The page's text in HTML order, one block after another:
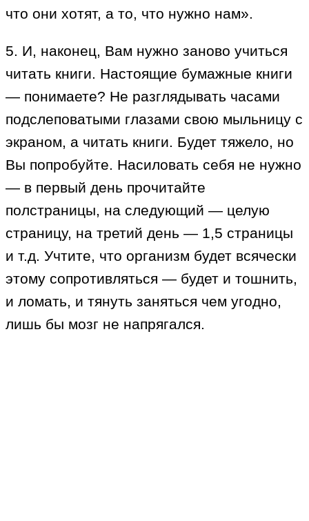
что они хотят, а то, что нужно нам».
5. И, наконец, Вам нужно заново учиться
читать книги. Настоящие бумажные книги
— понимаете? Не разглядывать часами
подслеповатыми глазами свою мыльницу с
экраном, а читать книги. Будет тяжело, но
Вы попробуйте. Насиловать себя не нужно
— в первый день прочитайте
полстраницы, на следующий — целую
страницу, на третий день — 1,5 страницы
и т.д. Учтите, что организм будет всячески
этому сопротивляться — будет и тошнить,
и ломать, и тянуть заняться чем угодно,
лишь бы мозг не напрягался.